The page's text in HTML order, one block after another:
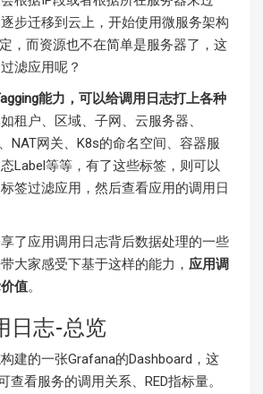
步迁移到云上，开始使用微服务架构
，而资源也不在简单是服务器了，这
滤应用呢？
能力，可以给调用日志打上各种
租户、区域、子网、云服务器、
NAT网关、K8s的命名空间、容器服
Label等等，有了这些标签，则可以
签过滤应用，然后查看应用的调用日
了应用调用日志背后数据处理的一些
大家感受下基于这样的能力， 应用调
值。
日志-总览
建的一张Grafana的Dashboard，这
查看服务的调用关系、RED指标量。